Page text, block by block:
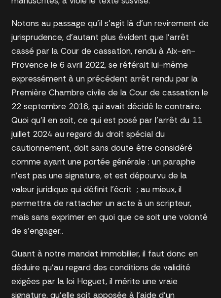
Notons au passage qu’il s’agit là d’un revirement de
jurisprudence, d’autant plus évident que l’arrêt
cassé par la Cour de cassation, rendu à Aix-en-
Provence le 6 avril 2022, se référait lui-même
expressément à un précédent arrêt rendu par la
Première Chambre civile de la Cour de cassation le
22 septembre 2016, qui avait décidé le contraire.
Quoi qu’il en soit, ce qui est posé par l’arrêt du 11
juillet 2024 au regard du droit spécial du
cautionnement, doit sans doute être considéré
comme ayant une portée générale : un paraphe
n’est pas une signature, et est dépourvu de la
valeur juridique qui définit l’écrit ; au mieux, il
permettra de rattacher un acte à un scripteur,
mais sans exprimer en quoi que ce soit une volonté
de s’engager..
Quant à notre mandat immobilier, il faut donc en
déduire qu’au regard des conditions de validité
exigées par la loi Hoguet, il mérite une vraie
signature, qu’elle soit apposée à l’aide d’un